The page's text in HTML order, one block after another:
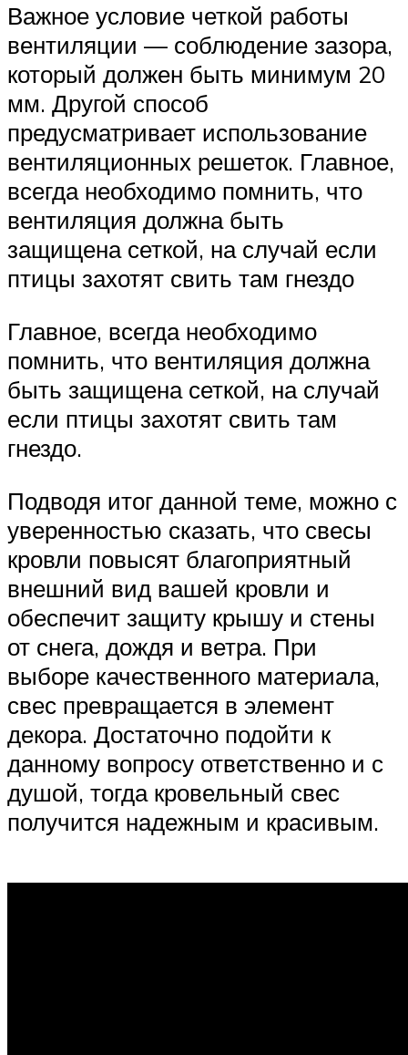
Важное условие четкой работы
вентиляции — соблюдение зазора,
который должен быть минимум 20
мм. Другой способ
предусматривает использование
вентиляционных решеток. Главное,
всегда необходимо помнить, что
вентиляция должна быть
защищена сеткой, на случай если
птицы захотят свить там гнездо
Главное, всегда необходимо
помнить, что вентиляция должна
быть защищена сеткой, на случай
если птицы захотят свить там
гнездо.
Подводя итог данной теме, можно с
уверенностью сказать, что свесы
кровли повысят благоприятный
внешний вид вашей кровли и
обеспечит защиту крышу и стены
от снега, дождя и ветра. При
выборе качественного материала,
свес превращается в элемент
декора. Достаточно подойти к
данному вопросу ответственно и с
душой, тогда кровельный свес
получится надежным и красивым.